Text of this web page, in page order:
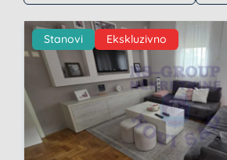
Stanovi Ekskluzivno